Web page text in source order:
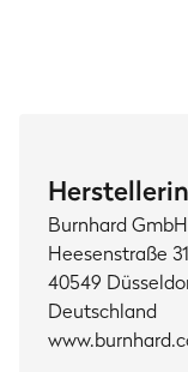
Burnhard GmbH
Heesenstraße 31
40549
Deutschland